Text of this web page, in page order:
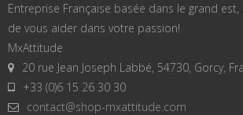
Entreprise Française basée dans le grand
de vous aider dans votre passion!
MxAttitude
20 rue Jean Joseph Labbé, 54730, Gorcy,
+33 (0)6 15 26 30 30
contact@shop-mxattitude.com